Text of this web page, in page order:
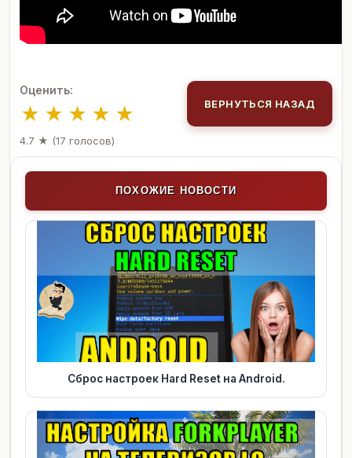
Оценить:
★ ★ ★ ★ ★
4.7 ★ (17 голосов)
ВЕРНУТЬСЯ НАЗАД
ПОХОЖИЕ НОВОСТИ
Cброс настроек Hard Reset на Android.